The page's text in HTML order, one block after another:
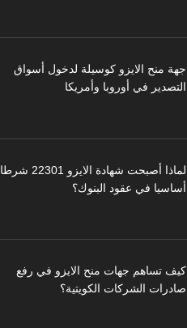
جهة منح الايزو كوسيلة لدخول أسواق
التصدير في أوروبا وأمريكا
لماذا أصبحت شهادة الايزو 22301 شرطا
أساسيا في عقود البنوك؟
كيف تساهم جهات منح الايزو في رفع
صادرات الشركات الكويتية؟